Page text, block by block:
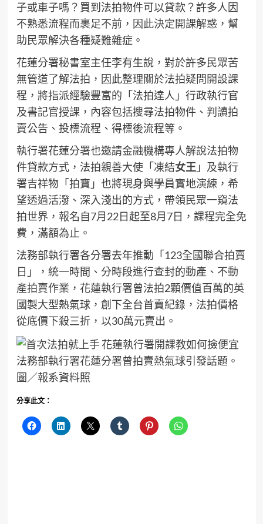
子或車子嗎？買到法拍物件可以貸款？許多人因
不熟悉流程而裹足不前，因此決定開課解惑，幫
助民眾解決各種疑難雜症。
花蓮分署秘書室主任李有生說，對於許多民眾苦
無管道了解法拍，因此整理關於法拍疑問開設課
程，將指派經驗豐富的「法拍達人」行政執行官
及書記官授課，內容包括搜尋法拍物件、判讀拍
賣公告、投標流程、得標後流程等。
執行署花蓮分署也邀請金融機構專人解說法拍物
件貸款方式，法拍親善大使「凍結女王 」及執行
署吉祥物「拍寶」也將現身與學員實地演練，希
望透過活潑、深入淺出的方式，帶領民眾一窺法
拍世界，報名自7月22日起至8月7日，課程完全免
費，滿額為止。
法務部執行署各分署去年推動「123全國聯合拍賣
日」，統一時間、分時段進行查封的動產、不動
產拍賣作業，花蓮執行署曾法拍2顆價值百萬的英
國製大型熱氣球，創下全台首賣紀錄，法拍價格
從底價下殺三折，以30萬元賣出。
法務部執行署花蓮分署曾拍賣熱氣球引發話題。
圖／報系資料照
分享此文：